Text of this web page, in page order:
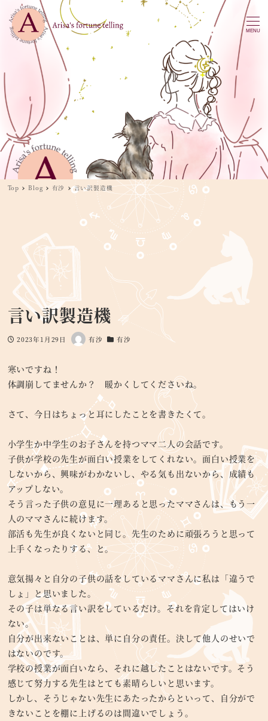
MENU
Top Blog 有沙 言い訳製造機
言い訳製造機
投稿日
2023年1月29日
著
有沙
カテゴリー
有沙
寒いですね！
体調崩してませんか？ 暖かくしてくださいね。
さて、今日はちょっと耳にしたことを書きたくて。
小学生か中学生のお子さんを持つママ二人の会話です。
子供が学校の先生が面白い授業をしてくれない。面白い授業を
しないから、興味がわかないし、やる気も出ないから、成績も
アップしない。
そう言った子供の意見に一理あると思ったママさんは、もう一
人のママさんに続けます。
部活も先生が良くないと同じ。先生のために頑張ろうと思って
上手くなったりする、と。
意気揚々と自分の子供の話をしているママさんに私は「違うで
しょ」と思いました。
その子は単なる言い訳をしているだけ。それを肯定してはいけ
ない。
自分が出来ないことは、単に自分の責任。決して他人のせいで
はないのです。
学校の授業が面白いなら、それに越したことはないです。そう
感じて努力する先生はとても素晴らしいと思います。
しかし、そうじゃない先生にあたったからといって、自分がで
きないことを棚に上げるのは間違いでしょう。